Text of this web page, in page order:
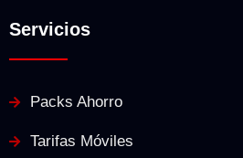
Servicios
Packs Ahorro
Tarifas Móviles